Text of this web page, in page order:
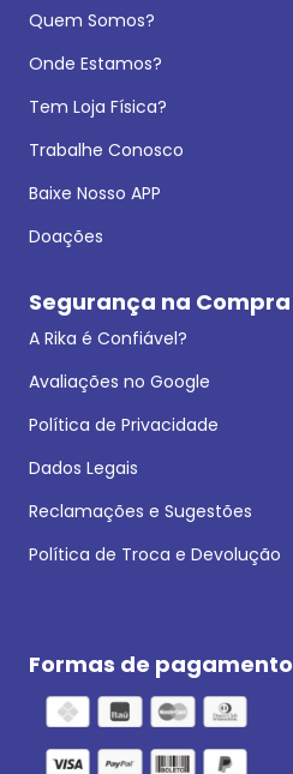
Quem Somos?
Onde Estamos?
Tem Loja Física?
Trabalhe Conosco
Baixe Nosso APP
Doações
Segurança na Compra
A Rika é Confiável?
Avaliações no Google
Política de Privacidade
Dados Legais
Reclamações e Sugestões
Política de Troca e Devolução
Formas de pagamento